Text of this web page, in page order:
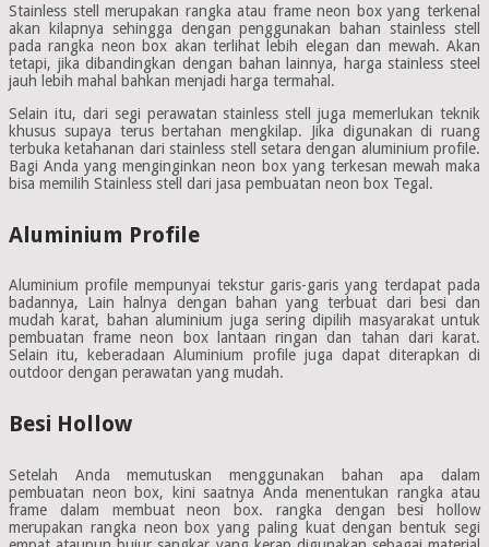
Stainless stell merupakan rangka atau frame neon box yang terkenal
akan kilapnya sehingga dengan penggunakan bahan stainless stell
pada rangka neon box akan terlihat lebih elegan dan mewah. Akan
tetapi, jika dibandingkan dengan bahan lainnya, harga stainless steel
jauh lebih mahal bahkan menjadi harga termahal.
Selain itu, dari segi perawatan stainless stell juga memerlukan teknik
khusus supaya terus bertahan mengkilap. Jika digunakan di ruang
terbuka ketahanan dari stainless stell setara dengan aluminium profile.
Bagi Anda yang menginginkan neon box yang terkesan mewah maka
bisa memilih Stainless stell dari jasa pembuatan neon box Tegal.
Aluminium Profile
Aluminium profile mempunyai tekstur garis-garis yang terdapat pada
badannya, Lain halnya dengan bahan yang terbuat dari besi dan
mudah karat, bahan aluminium juga sering dipilih masyarakat untuk
pembuatan frame neon box lantaan ringan dan tahan dari karat.
Selain itu, keberadaan Aluminium profile juga dapat diterapkan di
outdoor dengan perawatan yang mudah.
Besi Hollow
Setelah Anda memutuskan menggunakan bahan apa dalam
pembuatan neon box, kini saatnya Anda menentukan rangka atau
frame dalam membuat neon box. rangka dengan besi hollow
merupakan rangka neon box yang paling kuat dengan bentuk segi